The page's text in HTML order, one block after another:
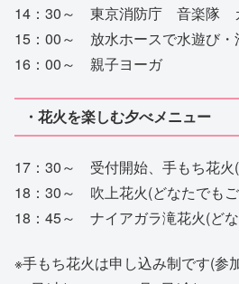
14：30～ 東京消防庁 音楽隊
15：00～ 放水ホースで水遊び・
16：00～ 親子ヨーガ
・花火を楽しむ夕べメニュー
17：30～ 受付開始、手もち花火
18：30～ 吹上花火(どなたでも
18：45～ ナイアガラ滝花火(ど
※手もち花火は申し込み制です(参